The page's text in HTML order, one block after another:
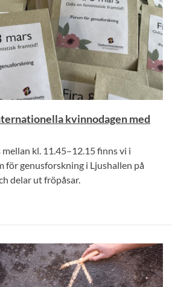
kvinnodagen med
kl. 11.45–12.15 finns vi i
för genusforskning i Ljushallen på
delar ut fröpåsar.